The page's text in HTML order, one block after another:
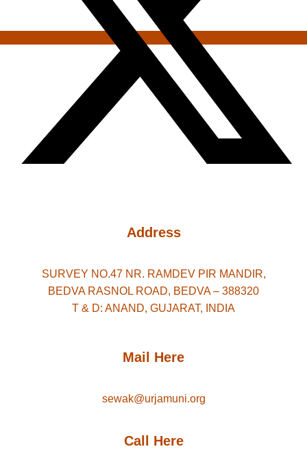
Address
SURVEY NO.47 NR. RAMDEV PIR MANDIR,
BEDVA RASNOL ROAD, BEDVA – 388320
T & D: ANAND, GUJARAT, INDIA
Mail Here
sewak@urjamuni.org
Call Here